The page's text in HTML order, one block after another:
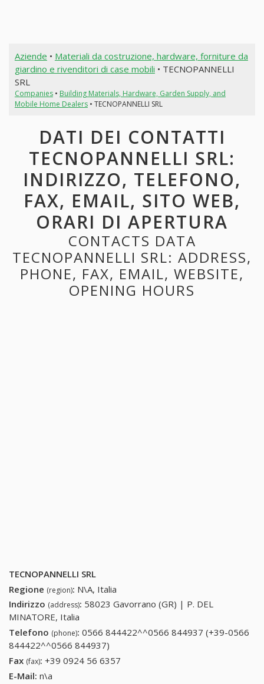
Aziende • Materiali da costruzione, hardware, forniture da
giardino e rivenditori di case mobili • TECNOPANNELLI
SRL
Companies• Building Materials, Hardware, Garden Supply, and
Mobile Home Dealers• TECNOPANNELLI SRL
DATI DEI CONTATTI
TECNOPANNELLI SRL:
INDIRIZZO, TELEFONO,
FAX, EMAIL, SITO WEB,
ORARI DI APERTURA
CONTACTS DATA
TECNOPANNELLI SRL: ADDRESS,
PHONE, FAX, EMAIL, WEBSITE,
OPENING HOURS
TECNOPANNELLI SRL
Regione (region): N\A, Italia
Indirizzo (address): 58023 Gavorrano (GR) | P. DEL
MINATORE, Italia
Telefono (phone): 0566 844422^^0566 844937 (+39-0566
844422^^0566 844937)
0566 844422^^0566 844937)
Fax (fax): +39 0924 56 6357
E-Mail: n\a